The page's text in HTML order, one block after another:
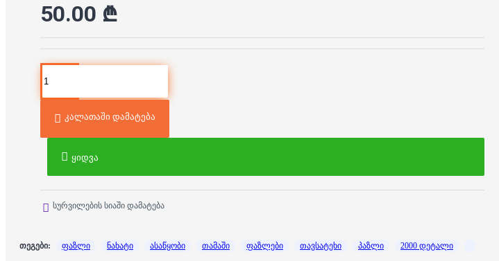
50.00 ₾
კალათაში დამატება
ყიდვა
სურვილების სიაში დამატება
თეგები: ფაზლი ნახატი ასაწყობი თამაში ფაზლები თავსატეხი პაზლი 2000 დეტალი